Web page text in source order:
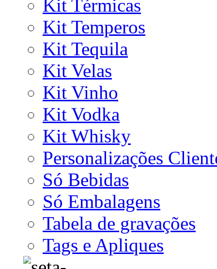
Kit Térmicas
Kit Temperos
Kit Tequila
Kit Velas
Kit Vinho
Kit Vodka
Kit Whisky
Personalizações
Só Bebidas
Só Embalagens
Tabela de gravações
Tags e Apliques